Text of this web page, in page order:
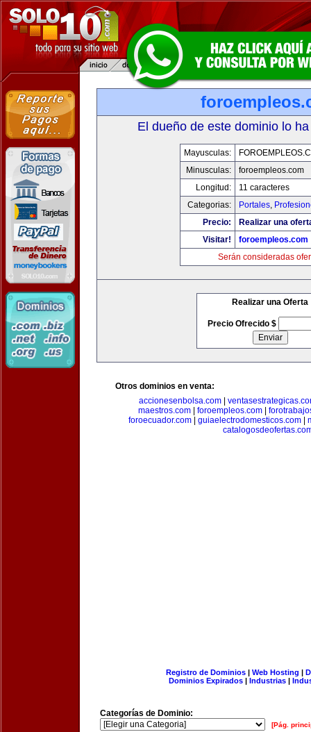
El dueño de este dominio lo
Mayusculas:
Minusculas:
foroempleos.com
Longitud:
11 caracteres
Categorias:
Portales,
Precio:
Realizar una
Visitar!
foroempleos.com
Serán consideradas
Realizar una Oferta
Precio Ofrecido $
Otros dominios en venta:
accionesenbolsa.com|
maestros.com| foroempleos.com|
foroecuador.com| guiaelectrodomesticos.com|
Registro de Dominios| Web Hosting |
Dominios Expirados | Industrias |
Categorías de Dominio:
[Pág.